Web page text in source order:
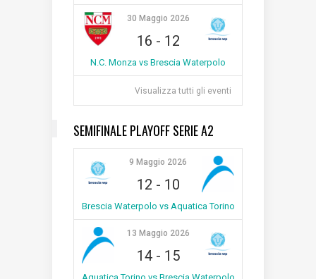
30 Maggio 2026
16 - 12
N.C. Monza vs Brescia Waterpolo
Visualizza tutti gli eventi
SEMIFINALE PLAYOFF SERIE A2
9 Maggio 2026
12 - 10
Brescia Waterpolo vs Aquatica Torino
13 Maggio 2026
14- 15